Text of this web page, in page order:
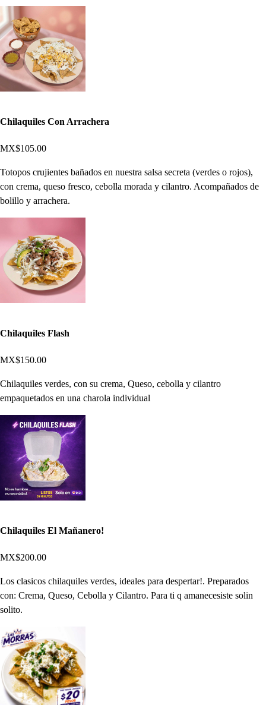
Chilaquiles Con Arrachera
MX$105.00
Totopos crujientes bañados en nuestra salsa secreta (verdes o rojos),
con crema, queso fresco, cebolla morada y cilantro. Acompañados de
bolillo y arrachera.
Chilaquiles Flash
MX$150.00
Chilaquiles verdes, con su crema, Queso, cebolla y cilantro
empaquetados en una charola individual
Chilaquiles El Mañanero!
MX$200.00
Los clasicos chilaquiles verdes, ideales para despertar!. Preparados
con: Crema, Queso, Cebolla y Cilantro. Para ti q amanecesiste solin
solito.